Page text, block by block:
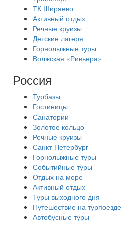
ТК Ширяево
Активный отдых
Речные круизы
Детские лагеря
Горнолыжные туры
Волжская «Ривьера»
Россия
Турбазы
Гостиницы
Санатории
Золотое кольцо
Речные круизы
Санкт-Петербург
Горнолыжные туры
Событийные туры
Отдых на море
Активный отдых
Туры выходного дня
Путешествие на турпоезде
Автобусные туры